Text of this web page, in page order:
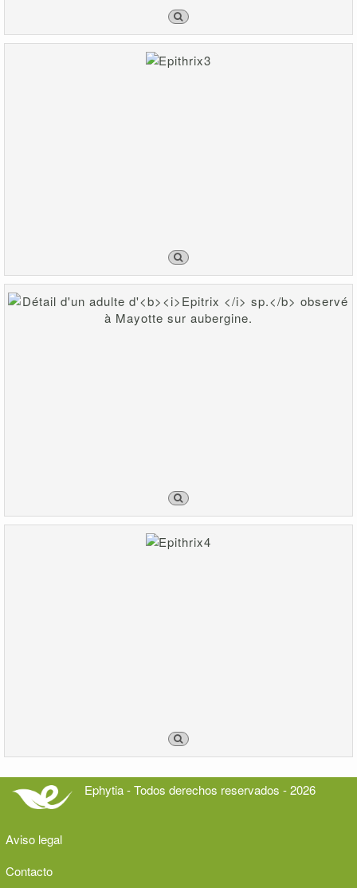
Ephytia - Todos derechos reservados - 2026
Aviso legal
Contacto